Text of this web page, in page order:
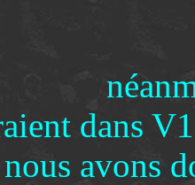
dans
nous avons